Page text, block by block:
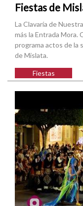
Fiestas de
La Clavaría de
más la Entrada Mora.
programa actos de la
de Mislata.
Fiestas